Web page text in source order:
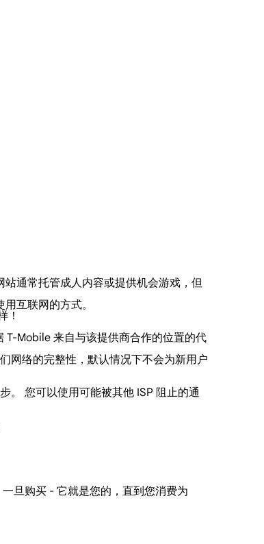
通常托管成人内容或提供机会游戏，但
互联网的方式。
！
T-Mobile 来自与该提供商合作的位置的代
网络的完整性，默认情况下不会为新用户
。 您可以使用可能被其他 ISP 阻止的通
旦购买 - 它就是您的，直到您消费为